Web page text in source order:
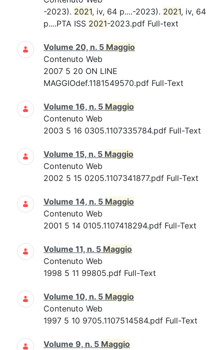
-2023). 2021, iv, 64 p....-2023). 2021, iv, 64
p....PTA ISS 2021-2023.pdf Full-text
Volume 20, n. 5 Maggio
Contenuto Web
2007 5 20 ON LINE
MAGGIOdef.1181549570.pdf Full-Text
Volume 16, n. 5 Maggio
Contenuto Web
2003 5 16 0305.1107335784.pdf Full-Text
Volume 15, n. 5 Maggio
Contenuto Web
2002 5 15 0205.1107341877.pdf Full-Text
Volume 14, n. 5 Maggio
Contenuto Web
2001 5 14 0105.1107418294.pdf Full-Text
Volume 11, n. 5 Maggio
Contenuto Web
1998 5 11 99805.pdf Full-Text
Volume 10, n. 5 Maggio
Contenuto Web
1997 5 10 9705.1107514584.pdf Full-Text
Volume 9, n. 5 Maggio